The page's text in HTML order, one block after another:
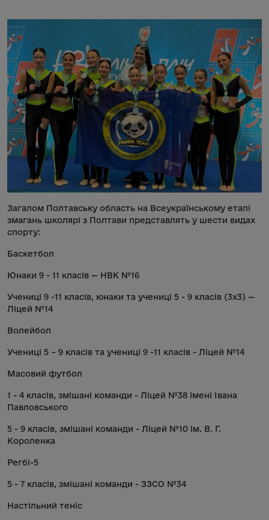
Загалом Полтавську область на Всеукраїнському етапі
змагань школярі з Полтави представлять у шести видах
спорту:
Баскетбол
Юнаки 9 - 11 класів — НВК №16
Учениці 9 -11 класів, юнаки та учениці 5 - 9 класів (3х3) —
Ліцей №14
Волейбол
Учениці 5 – 9 класів та учениці 9 -11 класів - Ліцей №14
Масовий футбол
1 - 4 класів, змішані команди - Ліцей №38 імені Івана
Павловського
5 - 9 класів, змішані команди - Ліцей №10 ім. В. Г.
Короленка
Регбі-5
5 - 7 класів, змішані команди - ЗЗСО №34
Настільний теніс